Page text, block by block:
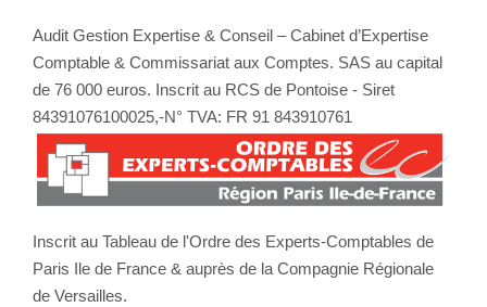
Audit Gestion Expertise & Conseil – Cabinet d’Expertise
Comptable & Commissariat aux Comptes. SAS au capital
de 76 000 euros. Inscrit au RCS de Pontoise - Siret
84391076100025,-N° TVA: FR 91 843910761
Inscrit au Tableau de l'Ordre des Experts-Comptables de
Paris Ile de France & auprès de la Compagnie Régionale
de Versailles.